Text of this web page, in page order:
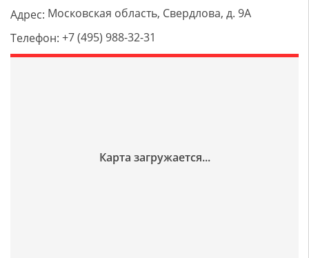
Адрес: Московская область, Свердлова, д. 9А
Телефон: +7 (495) 988-32-31